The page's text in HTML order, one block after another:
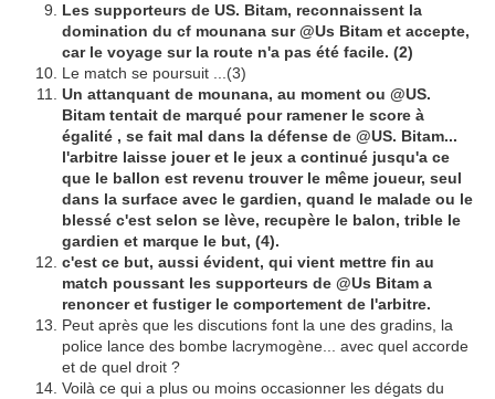
Les supporteurs de US. Bitam, reconnaissent la
domination du cf mounana sur @Us Bitam et accepte,
car le voyage sur la route n'a pas été facile. (2)
Le match se poursuit ...(3)
Un attanquant de mounana, au moment ou @US.
Bitam tentait de marqué pour ramener le score à
égalité , se fait mal dans la défense de @US. Bitam...
l'arbitre laisse jouer et le jeux a continué jusqu'a ce
que le ballon est revenu trouver le même joueur, seul
dans la surface avec le gardien, quand le malade ou le
blessé c'est selon se lève, recupère le balon, trible le
gardien et marque le but, (4).
c'est ce but, aussi évident, qui vient mettre fin au
match poussant les supporteurs de @Us Bitam a
renoncer et fustiger le comportement de l'arbitre.
Peut après que les discutions font la une des gradins, la
police lance des bombe lacrymogène... avec quel accorde
et de quel droit ?
Voilà ce qui a plus ou moins occasionner les dégats du